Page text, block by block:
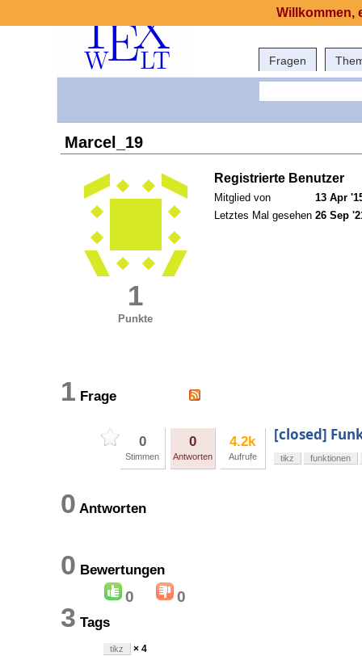
Fragen
Marcel_19
1
Punkte
Registrierte Benutzer
Mitglied von
13 Apr
Letztes Mal gesehen 26 Sep
1 Frage
0
Stimmen
0
Antworten
4.2k
Aufrufe
[closed]
tikz funktionen
0 Antworten
0 Bewertungen
0 0
3 Tags
tikz × 4
Willkommen,